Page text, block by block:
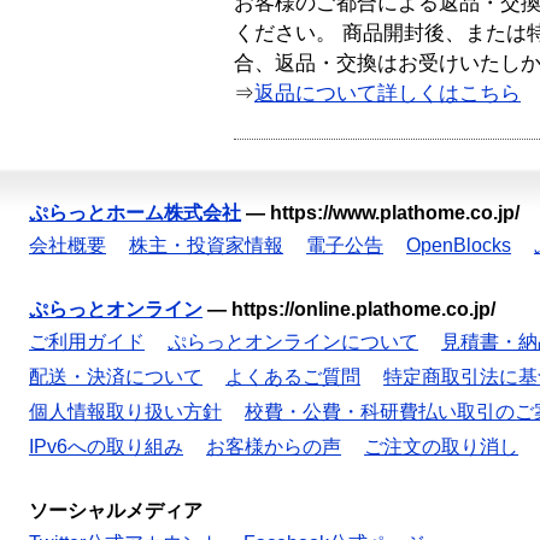
ください。 商品開封後、または
合、返品・交換はお受けいたし
⇒返品について詳しくはこちら
ぷらっとホーム株式会社 — https://www.plathome.co.jp/
会社概要
株主・投資家情報 電子公告 OpenBlocks
ぷらっとオンライン — https://online.plathome.co.jp/
ご利用ガイド
ぷらっとオンラインについて
見積書・
配送・決済について
よくあるご質問
特定商取引法に
個人情報取り扱い方針
校費・公費・科研費払い取引のご
IPv6への取り組み
お客様からの声 ご注文の取り消し
ソーシャルメディア